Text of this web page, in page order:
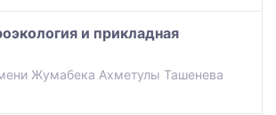
и прикладная
Жумабека Ахметулы Ташенева